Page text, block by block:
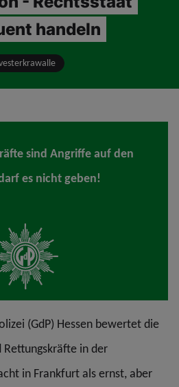
handeln
sind Angriffe auf den
es nicht geben!
(GdP) Hessen bewertet die
in der
in Frankfurt als ernst, aber